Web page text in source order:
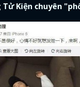
Kiện chuyên